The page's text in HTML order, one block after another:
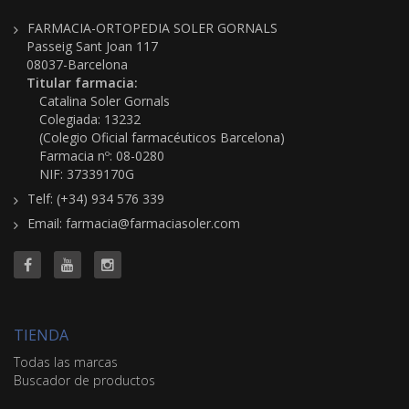
FARMACIA-ORTOPEDIA SOLER GORNALS
Passeig Sant Joan 117
08037-Barcelona
Titular farmacia:
Catalina Soler Gornals
Colegiada: 13232
(Colegio Oficial farmacéuticos Barcelona)
Farmacia nº: 08-0280
NIF: 37339170G
Telf: (+34) 934 576 339
Email: farmacia@farmaciasoler.com
TIENDA
Todas las marcas
Buscador de productos